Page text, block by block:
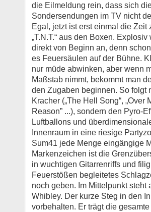
die Eilmeldung rein, dass sich
Sondersendungen im TV nicht
Egal, jetzt ist erst einmal die
„T.N.T.“ aus den Boxen.
direkt von Beginn an, denn
es Feuersäulen auf der Bühne.
nur müde abwinken, aber wenn
Maßstab nimmt, bekommt man
den Zugaben beginnen. So folgt
Kracher („The Hell Song“, „Over
Reason” ...), sondern den Pyro-
Luftballons und
Innenraum in eine riesige
Sum41 jede Menge eingängige
Markenzeichen ist die
in wuchtigen Gitarrenriffs und
Feuerstößen begleitetes
noch geben. Im Mittelpunkt
Whibley. Der kurze Steg in den
vorbehalten. Er trägt die